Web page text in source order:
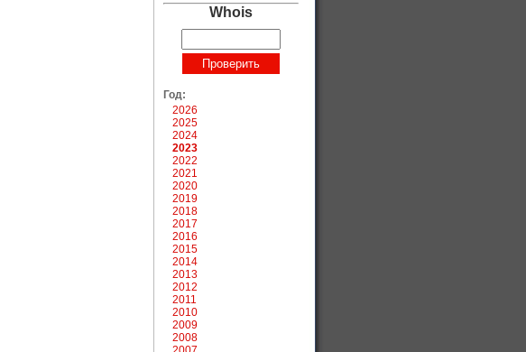
Whois
Год:
2026
2025
2024
2023
2022
2021
2020
2019
2018
2017
2016
2015
2014
2013
2012
2011
2010
2009
2008